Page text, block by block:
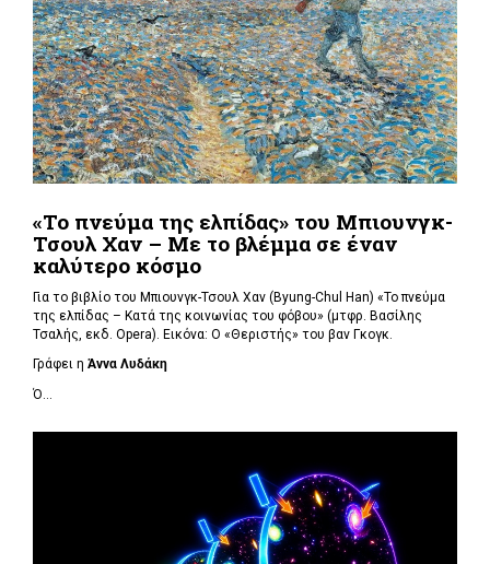
«Το πνεύμα της ελπίδας» του Μπιουνγκ-
Τσουλ Χαν – Με το βλέμμα σε έναν
καλύτερο κόσμο
Για το βιβλίο του Μπιουνγκ-Τσουλ Χαν (Byung-Chul Han) «Το πνεύμα
της ελπίδας – Κατά της κοινωνίας του φόβου» (μτφρ. Βασίλης
Τσαλής, εκδ. Opera). Εικόνα: Ο «Θεριστής» του βαν Γκογκ.
Γράφει η Άννα Λυδάκη
Ό...